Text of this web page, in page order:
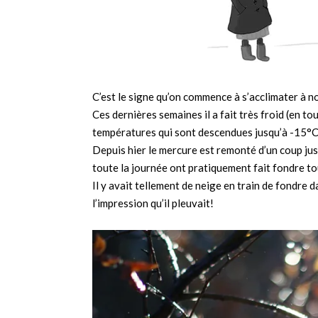
C’est le signe qu’on commence à s’acclimater
Ces dernières semaines il a fait très froid (en
températures qui sont descendues jusqu’à -15°C
Depuis hier le mercure est remonté d’un coup
toute la journée ont pratiquement fait fondre
Il y avait tellement de neige en train de fondre
l’impression qu’il pleuvait!